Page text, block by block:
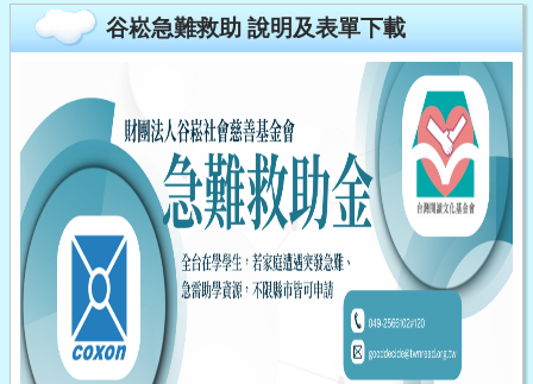
谷崧急難救助 說明及表單下載